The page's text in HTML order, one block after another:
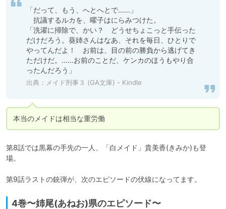
「だって、もう、へとへとで……」
抗議するルカを、曜子はにらみつけた。
「洗濯に掃除で、かい？　どうせちょこっと手伝った
だけだろう。葵姉さんはなあ、それを毎日、ひとりで
やってんだよ！　お前は、目の前の勝負から逃げてき
ただけだ。……お前のことだ、ケンカのほうもやり合
ったんだろう」
出典： メイド刑事３ (GA文庫) - Kindle
本当のメイドは相当な重労働
第8話では黒幕の手先の一人、「白メイド」貴美香(きみか)も登
場。
第9話ラストの銃弾が、次のエピソードの伏線になってます。
4巻〜姉尾(あねお)県のエピソード〜